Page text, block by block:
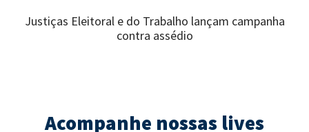
Justiças Eleitoral e do Trabalho lançam campanha
contra assédio
Acompanhe nossas lives